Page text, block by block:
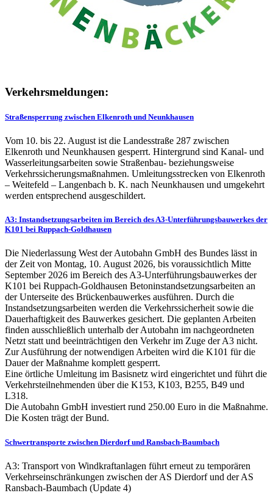
Verkehrsmeldungen:
Straßensperrung zwischen Elkenroth und Neunkhausen
Vom 10. bis 22. August ist die Landesstraße 287 zwischen
Elkenroth und Neunkhausen gesperrt. Hintergrund sind Kanal- und
Wasserleitungsarbeiten sowie Straßenbau- beziehungsweise
Verkehrssicherungsmaßnahmen. Umleitungsstrecken von Elkenroth
– Weitefeld – Langenbach b. K. nach Neunkhausen und umgekehrt
werden entsprechend ausgeschildert.
A3: Instandsetzungsarbeiten im Bereich des A3-Unterführungsbauwerkes der
K101 bei Ruppach-Goldhausen
Die Niederlassung West der Autobahn GmbH des Bundes lässt in
der Zeit von Montag, 10. August 2026, bis voraussichtlich Mitte
September 2026 im Bereich des A3-Unterführungsbauwerkes der
K101 bei Ruppach-Goldhausen Betoninstandsetzungsarbeiten an
der Unterseite des Brückenbauwerkes ausführen. Durch die
Instandsetzungsarbeiten werden die Verkehrssicherheit sowie die
Dauerhaftigkeit des Bauwerkes gesichert. Die geplanten Arbeiten
finden ausschließlich unterhalb der Autobahn im nachgeordneten
Netzt statt und beeinträchtigen den Verkehr im Zuge der A3 nicht.
Zur Ausführung der notwendigen Arbeiten wird die K101 für die
Dauer der Maßnahme komplett gesperrt.
Eine örtliche Umleitung im Basisnetz wird eingerichtet und führt die
Verkehrsteilnehmenden über die K153, K103, B255, B49 und
L318.
Die Autobahn GmbH investiert rund 250.00 Euro in die Maßnahme.
Die Kosten trägt der Bund.
Schwertransporte zwischen Dierdorf und Ransbach-Baumbach
A3: Transport von Windkraftanlagen führt erneut zu temporären
Verkehrseinschränkungen zwischen der AS Dierdorf und der AS
Ransbach-Baumbach (Update 4)